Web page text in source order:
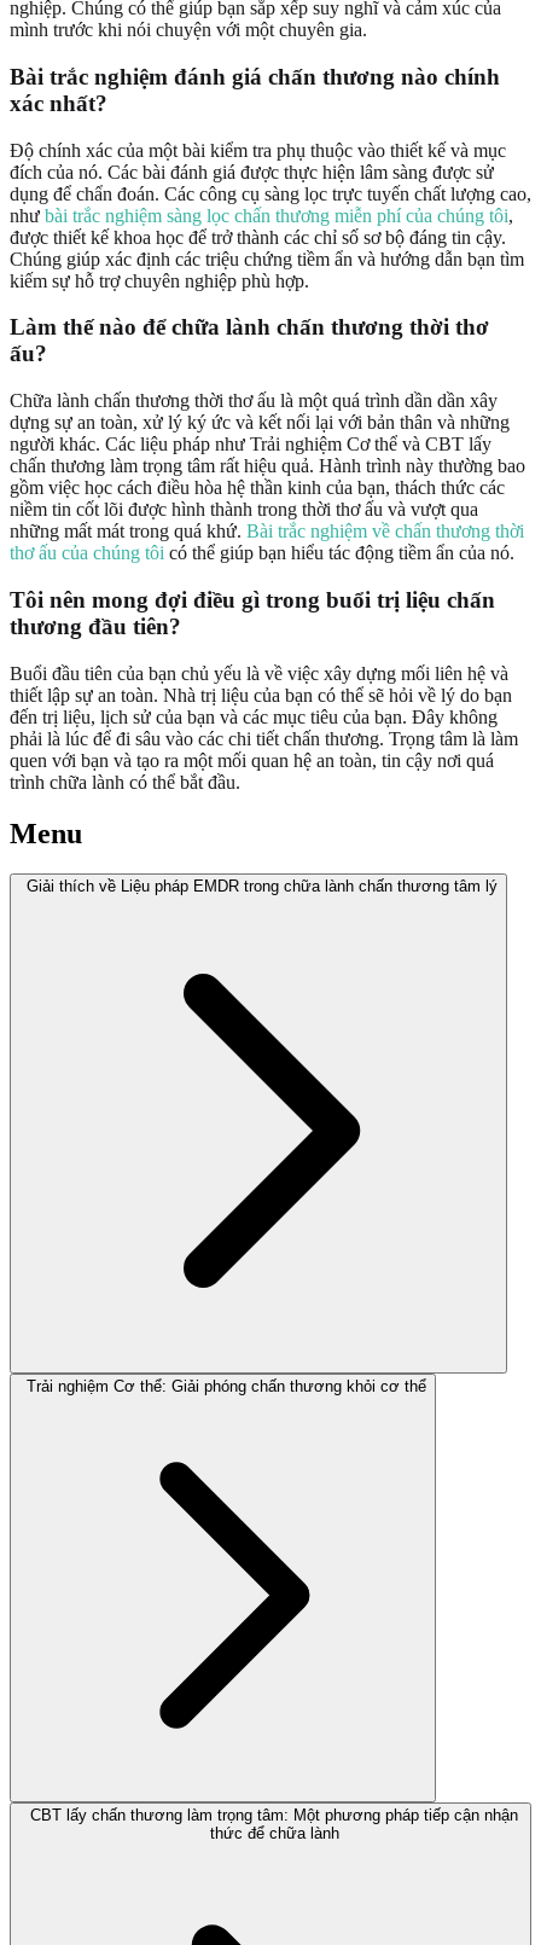
nghiệp. Chúng có thể giúp bạn sắp xếp suy nghĩ và cảm xúc của
mình trước khi nói chuyện với một chuyên gia.
Bài trắc nghiệm đánh giá chấn thương nào chính
xác nhất?
Độ chính xác của một bài kiểm tra phụ thuộc vào thiết kế và mục
đích của nó. Các bài đánh giá được thực hiện lâm sàng được sử
dụng để chẩn đoán. Các công cụ sàng lọc trực tuyến chất lượng cao,
như bài trắc nghiệm sàng lọc chấn thương miễn phí của chúng tôi,
được thiết kế khoa học để trở thành các chỉ số sơ bộ đáng tin cậy.
Chúng giúp xác định các triệu chứng tiềm ẩn và hướng dẫn bạn tìm
kiếm sự hỗ trợ chuyên nghiệp phù hợp.
Làm thế nào để chữa lành chấn thương thời thơ
ấu?
Chữa lành chấn thương thời thơ ấu là một quá trình dần dần xây
dựng sự an toàn, xử lý ký ức và kết nối lại với bản thân và những
người khác. Các liệu pháp như Trải nghiệm Cơ thể và CBT lấy
chấn thương làm trọng tâm rất hiệu quả. Hành trình này thường bao
gồm việc học cách điều hòa hệ thần kinh của bạn, thách thức các
niềm tin cốt lõi được hình thành trong thời thơ ấu và vượt qua
những mất mát trong quá khứ. Bài trắc nghiệm về chấn thương thời
thơ ấu của chúng tôi có thể giúp bạn hiểu tác động tiềm ẩn của nó.
Tôi nên mong đợi điều gì trong buổi trị liệu chấn
thương đầu tiên?
Buổi đầu tiên của bạn chủ yếu là về việc xây dựng mối liên hệ và
thiết lập sự an toàn. Nhà trị liệu của bạn có thể sẽ hỏi về lý do bạn
đến trị liệu, lịch sử của bạn và các mục tiêu của bạn. Đây không
phải là lúc để đi sâu vào các chi tiết chấn thương. Trọng tâm là làm
quen với bạn và tạo ra một mối quan hệ an toàn, tin cậy nơi quá
trình chữa lành có thể bắt đầu.
Menu
Giải thích về Liệu pháp EMDR trong chữa lành chấn thương tâm lý
Trải nghiệm Cơ thể: Giải phóng chấn thương khỏi cơ thể
CBT lấy chấn thương làm trọng tâm: Một phương pháp tiếp cận nhận
thức để chữa lành